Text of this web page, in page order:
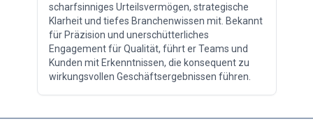
scharfsinniges Urteilsvermögen, strategische
Klarheit und tiefes Branchenwissen mit. Bekannt
für Präzision und unerschütterliches
Engagement für Qualität, führt er Teams und
Kunden mit Erkenntnissen, die konsequent zu
wirkungsvollen Geschäftsergebnissen führen.